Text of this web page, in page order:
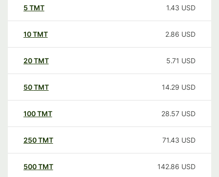
5 TMT 1.43 USD
10TMT 2.86 USD
20TMT 5.71 USD
50TMT 14.29 USD
100TMT 28.57 USD
250TMT 71.43 USD
500TMT 142.86 USD